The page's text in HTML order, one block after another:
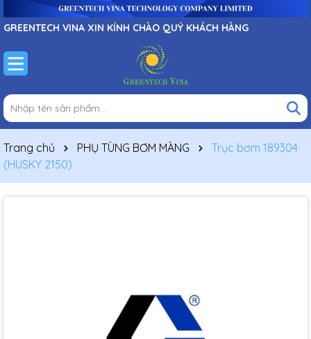
GREENTECH VINA XIN KÍNH CHÀO QUÝ KHÁCH HÀNG
Trang chủ PHỤ TÙNG BƠM MÀNG
Trục bơm 189304
(HUSKY 2150)